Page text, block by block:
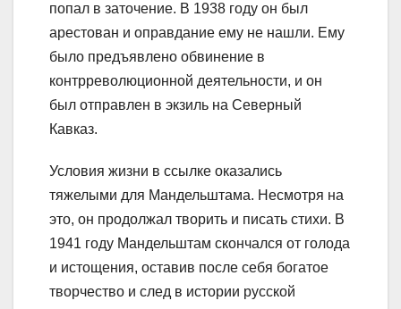
попал в заточение. В 1938 году он был
арестован и оправдание ему не нашли. Ему
было предъявлено обвинение в
контрреволюционной деятельности, и он
был отправлен в экзиль на Северный
Кавказ.
Условия жизни в ссылке оказались
тяжелыми для Мандельштама. Несмотря на
это, он продолжал творить и писать стихи. В
1941 году Мандельштам скончался от голода
и истощения, оставив после себя богатое
творчество и след в истории русской